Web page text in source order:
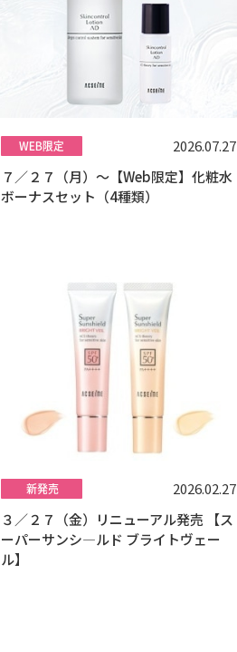
2026.07.27
７／２７（月）～【Web限定】化粧水
ボーナスセット（4種類）
2026.02.27
３／２７（金）リニューアル発売 【ス
ーパーサンシ―ルド ブライトヴェー
ル】